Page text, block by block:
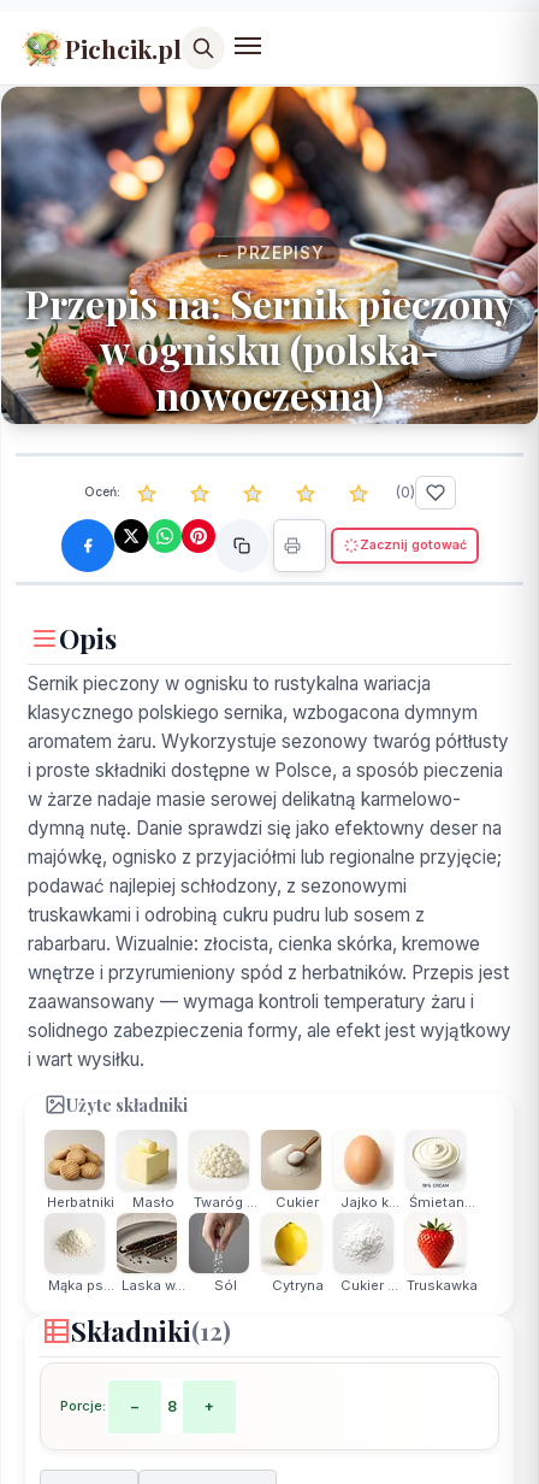
Pichcik.pl
← PRZEPISY
Przepis na: Sernik pieczony
w ognisku (polska-
nowoczesna)
Oceń: (0)
Zacznij gotować
Opis
Sernik pieczony w ognisku to rustykalna wariacja
klasycznego polskiego sernika, wzbogacona dymnym
aromatem żaru. Wykorzystuje sezonowy twaróg półtłusty
i proste składniki dostępne w Polsce, a sposób pieczenia
w żarze nadaje masie serowej delikatną karmelowo-
dymną nutę. Danie sprawdzi się jako efektowny deser na
majówkę, ognisko z przyjaciółmi lub regionalne przyjęcie;
podawać najlepiej schłodzony, z sezonowymi
truskawkami i odrobiną cukru pudru lub sosem z
rabarbaru. Wizualnie: złocista, cienka skórka, kremowe
wnętrze i przyrumieniony spód z herbatników. Przepis jest
zaawansowany — wymaga kontroli temperatury żaru i
solidnego zabezpieczenia formy, ale efekt jest wyjątkowy
i wart wysiłku.
Użyte składniki
Herbatniki Masło Twaróg ... Cukier Jajko k... Śmietan...
Mąka ps... Laska w... Sól Cytryna Cukier ... Truskawka
Składniki(12)
Porcje: − 8 +